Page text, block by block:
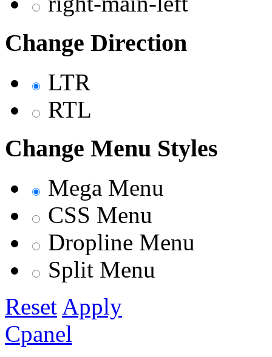
Change Direction
LTR
RTL
Change Menu Styles
Mega Menu
CSS Menu
Dropline Menu
Split Menu
Reset Apply
Cpanel